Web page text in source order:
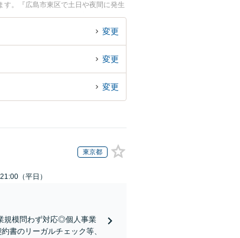
。『広島市東区で土日や夜間に発生
業界を法律相談できる広島市東区内
変更
変更
変更
東京都
（平日）
規模問わず対応◎個人事業
書のリーガルチェック等、